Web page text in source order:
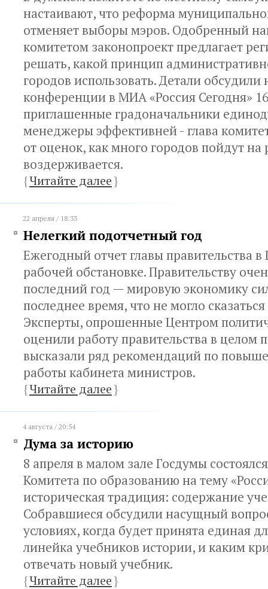
настаивают, что реформа
отменяет выборы мэров. Одобренный
комитетом законопроект предлагает
решать, какой принцип
городов использовать. Детали обсудили
конференции в МИА «Россия Сегодня»
приглашенные градоначальники
менеджеры эффективней - глава
от оценок, как много городов пойдут
воздерживается.
{Читайте далее}
22 апреля / 18:33
Нелегкий подотчетный год
Ежегодный отчет главы правительства
рабочей обстановке. Правительству
последний год — мировую экономику
последнее время, что не могло
Эксперты, опрошенные Центром
оценили работу правительства в целом
высказали ряд рекомендаций по
работы кабинета министров.
{Читайте далее}
4 августа / 20:54
Дума за историю
8 апреля в малом зале Госдумы
Комитета по образованию на тему
историческая традиция: содержание
Собравшиеся обсудили насущный
условиях, когда будет принята единая
линейка учебников истории, и каким
отвечать новый учебник.
{Читайте далее}